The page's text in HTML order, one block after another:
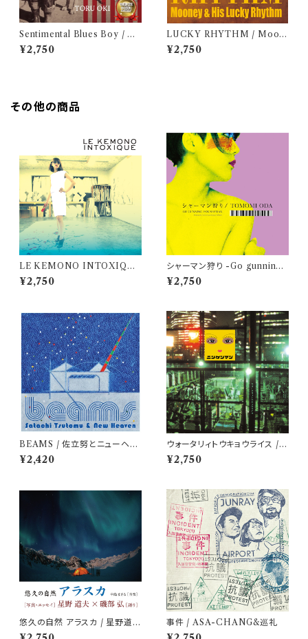
Sentimental Blues Boy / 大
木トオル
¥2,750
LUCKY RHYTHM / Moon
ey & His Lucky Rhythm
¥2,750
その他の商品
LE KEMONO INTOXIQUE
/ けもの
¥2,750
シャーマン狩り -Go gunning f
or Shaman- / 小田朋美
¥2,750
BEAMS / 佐立努とニューヘヴ
ン
¥2,420
ウォータリィトウキョウライス /
ニンゲンマン
¥2,750
悠久の自然 アラスカ / 星野道夫
× 磯部弘
事件 / ASA-CHANG&巡礼